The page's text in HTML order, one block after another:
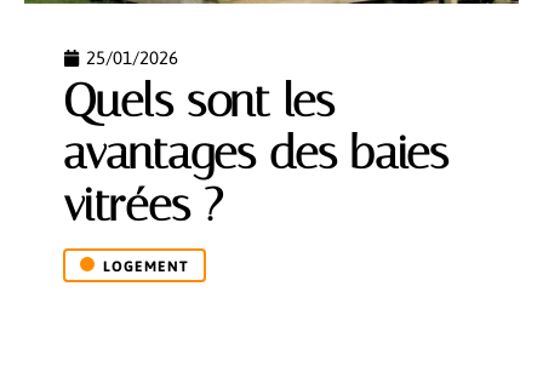
25/01/2026
Quels sont les
avantages des baies
vitrées ?
LOGEMENT